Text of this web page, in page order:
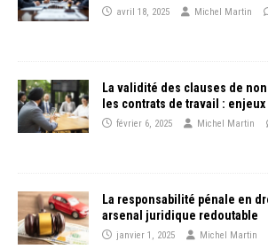
avril 18, 2025 Michel Martin
La validité des clauses de
les contrats de travail :
février 6, 2025 Michel Martin
La responsabilité pénale en
arsenal juridique redoutable
janvier 1, 2025 Michel Martin